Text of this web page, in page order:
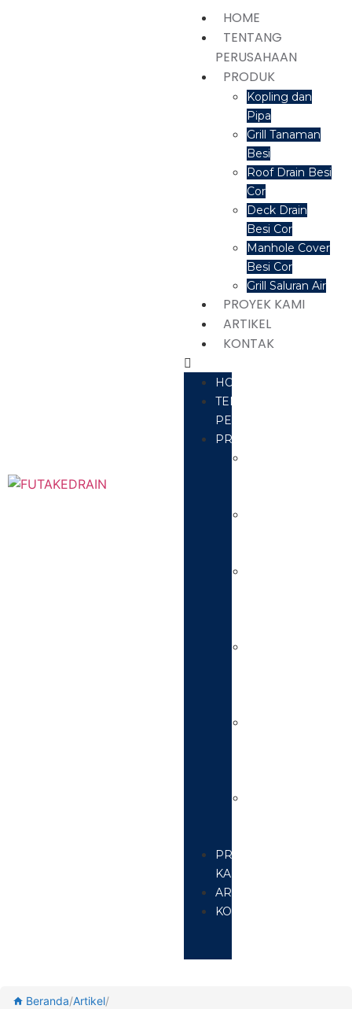
HOME
TENTANG
PERUSAHAAN
PRODUK
Kopling dan
Pipa
Grill Tanaman
Besi
Roof Drain Besi
Cor
Deck Drain
Besi Cor
Manhole Cover
Besi Cor
Grill Saluran Air
PROYEK KAMI
ARTIKEL
KONTAK
HOME
TENTANG
PERUSAHAAN
PRODUK
PROYEK
KAMI
ARTIKEL
KONTAK
Beranda/Artikel/